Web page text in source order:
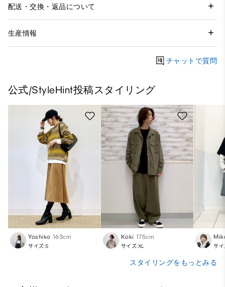
配送・交換・返品について
生産情報
チャットで質問
公式/StyleHint投稿スタイリング
Yoshiko 163cm
サイズ:S
Koki 175cm
サイズ:XL サイ
スタイリングをもっとみる